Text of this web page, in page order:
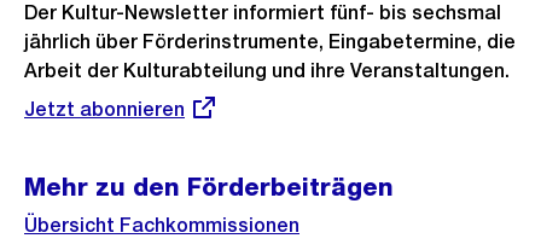
Der Kultur-Newsletter informiert fünf- bis sechsmal
jährlich über Förderinstrumente, Eingabetermine, die
Arbeit der Kulturabteilung und ihre Veranstaltungen.
Externer
Jetzt abonnieren
Mehr zu den Förderbeiträgen
Übersicht Fachkommissionen